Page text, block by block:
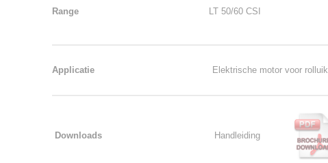
Range LT 50/60 CSI
Applicatie Elektrische motor voor rolluik
Downloads Handleiding